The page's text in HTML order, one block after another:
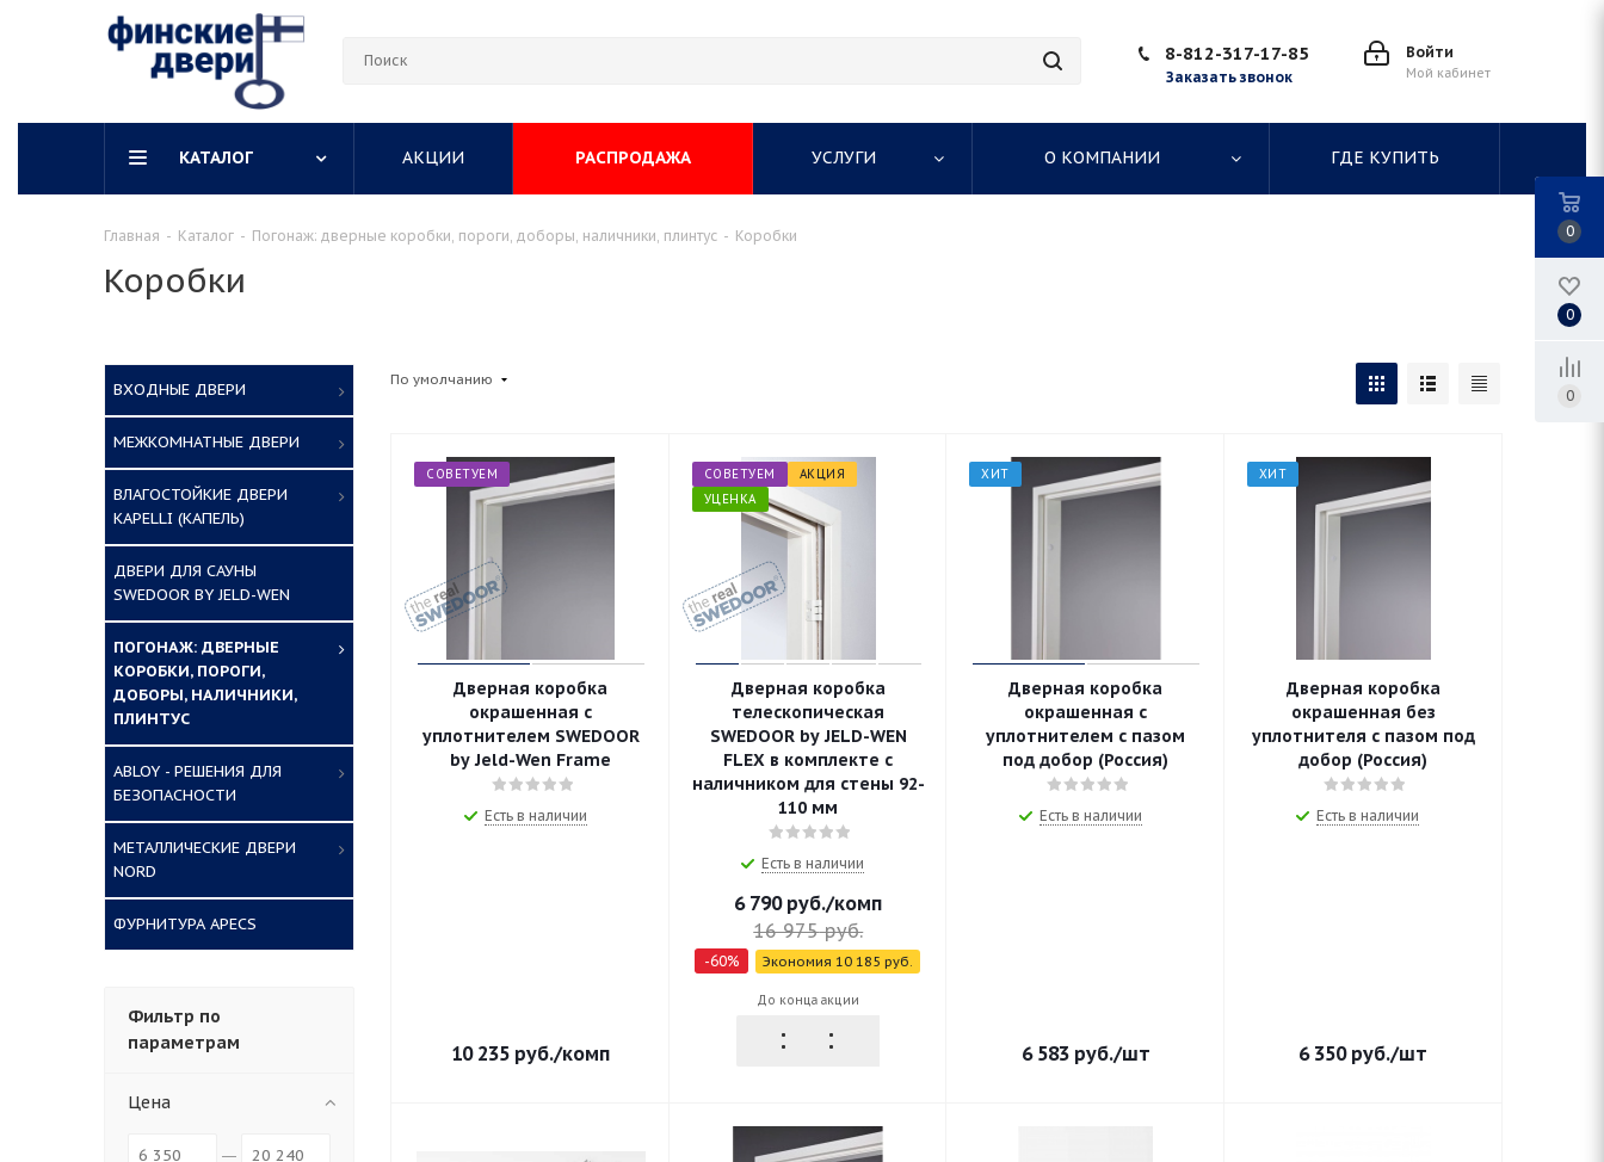
Войти
Мой кабинет
8-812-317-17-85
Заказать звонок
КАТАЛОГ АКЦИИ РАСПРОДАЖА УСЛУГИ О КОМПАНИИ ГДЕ КУПИТЬ
Главная - Каталог - Погонаж: дверные коробки, пороги, доборы, наличники, плинтус - Коробки
Коробки
По умолчанию
СОВЕТУЕМ
Дверная коробка
окрашенная с
уплотнителем SWEDOOR
by Jeld-Wen Frame
Есть в наличии
10 235 руб./комп
СОВЕТУЕМ
АКЦИЯ
УЦЕНКА
Дверная коробка
телескопическая
SWEDOOR by JELD-WEN
FLEX в комплекте с
наличником для стены 92-
110 мм
Есть в наличии
6 790руб./комп
16 975руб.
-60% Экономия 10 185 руб.
До конца акции
ХИТ
Дверная коробка
окрашенная с
уплотнителем с пазом
под добор (Россия)
Есть в наличии
6 583руб./шт
ХИТ
Дверная коробка
окрашенная без
уплотнителя с пазом под
добор (Россия)
Есть в наличии
6 350руб./шт
ВХОДНЫЕ ДВЕРИ
МЕЖКОМНАТНЫЕ ДВЕРИ
ВЛАГОСТОЙКИЕ ДВЕРИ
KAPELLI (КАПЕЛЬ)
ДВЕРИ ДЛЯ САУНЫ
SWEDOOR BY JELD-WEN
ПОГОНАЖ: ДВЕРНЫЕ
КОРОБКИ, ПОРОГИ,
ДОБОРЫ, НАЛИЧНИКИ,
ПЛИНТУС
ABLOY - РЕШЕНИЯ ДЛЯ
БЕЗОПАСНОСТИ
МЕТАЛЛИЧЕСКИЕ ДВЕРИ
NORD
ФУРНИТУРА APECS
Фильтр по
параметрам
Цена
0
0
0